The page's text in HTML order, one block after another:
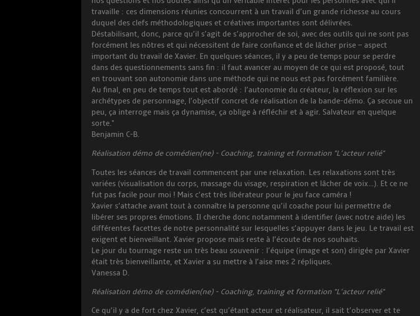
travaille : ces dimensions réunies concourrent à un travail d’un grande richesse au cours
duquel des clefs méthodologiques et créatives importantes sont délivrées.
Déstabilisant, donc, parce qu’il s’agit de s’approcher de soi, avec des outils qui ne sont pas
forcément les nôtres et qui nécessitent de faire confiance et de lâcher prise – aspect
important du travail de Xavier. En quelques séances, il y a peu de temps pour se perdre
dans des questionnements sans fin : il faut avancer au moyen de ce qui est proposé, tout
en trouvant son autonomie dans une méthode qui ne nous est pas forcément familière.
Au final, en peu de temps tout est abordé : l’autonomie du créateur, la réflexion sur les
archétypes de personnage, l’objectif concret de réalisation de la bande-démo. Ça secoue un
peu, ça interroge mais ça dynamise, ça oblige à réfléchir et à agir. Salvateur en quelque
sorte."
Benjamin C-B.
Réalisation démo de comédien(ne) - Coaching, training et formation "L’acteur relié"
Toutes les séances de travail commencent par une relaxation. Les relaxations sont très
variées (visualisation du corps, massage du visage, respiration et lâcher de voix…). Et ce ne
fut pas facile pour moi ! Mais c’est très libérateur pour le jeu face caméra !
Xavier s’attache avant tout à connaître la personne qu’il coache pour lui permettre de
libérer ses propres émotions. Il cherche donc notamment à identifier (avec notre aide) les
différentes facettes de notre personnalité sur lesquelles s’appuyer dans le jeu. Le travail est
exigent et bienveillant. Xavier propose mais reste à l’écoute de nos souhaits.
Le jour du tournage reste un très beau souvenir : l’équipe (image et son) dirigée par Xavier
était très bienveillante, et Xavier a su mettre à l’aise mes 2 répliques.
Vanessa D.
Réalisation démo de comédien(ne) - Coaching, training et formation "L’acteur relié"
Ce qu’il y a de fort chez Xavier, c’est qu’étant acteur et réalisateur, il sait t’observer et te